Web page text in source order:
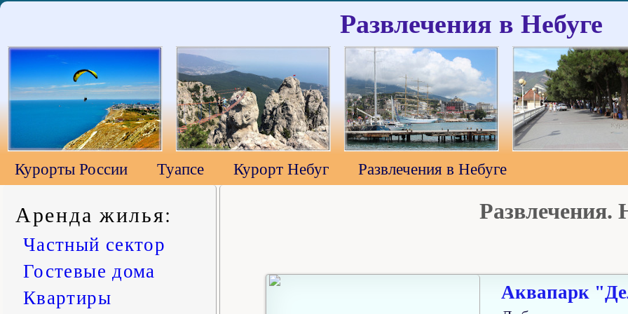
Развлечения в Небуге
Курорты России Туапсе Курорт Небуг Развлечения в Небуге
Аренда жилья:
Частный сектор
Гостевые дома
Квартиры
Развлечения.
Аквапарк